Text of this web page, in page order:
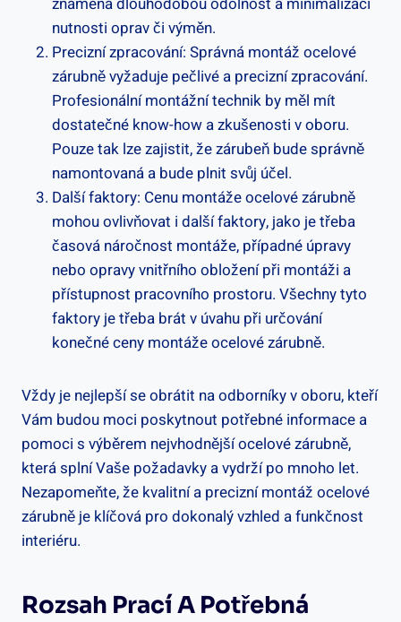
nutnosti oprav či výměn.
Precizní zpracování: Správná montáž ocelové
zárubně vyžaduje pečlivé a precizní zpracování.
Profesionální montážní technik by měl mít
dostatečné know-how a zkušenosti v oboru.
Pouze tak lze zajistit, že zárubeň bude správně
namontovaná a bude plnit svůj účel.
Další faktory: Cenu montáže ocelové zárubně
mohou ovlivňovat i další faktory, jako je třeba
časová náročnost montáže, případné úpravy
nebo opravy vnitřního obložení při montáži a
přístupnost pracovního prostoru. Všechny tyto
faktory je třeba brát v úvahu při určování
konečné ceny montáže ocelové zárubně.
Vždy je nejlepší se obrátit na odborníky v oboru, kteří
Vám budou moci poskytnout potřebné informace a
pomoci s výběrem nejvhodnější ocelové zárubně,
která splní Vaše požadavky a vydrží po mnoho let.
Nezapomeňte, že kvalitní a precizní montáž ocelové
zárubně je klíčová pro dokonalý vzhled a funkčnost
interiéru.
Rozsah Prací A Potřebná